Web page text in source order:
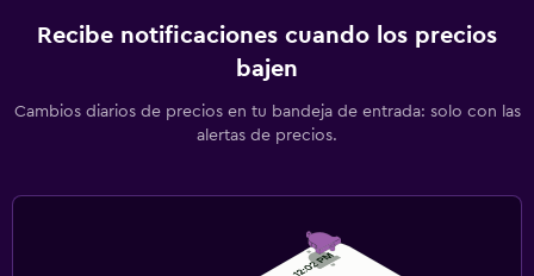
Recibe notificaciones cuando los precios
bajen
Cambios diarios de precios en tu bandeja de entrada: solo con las
alertas de precios.